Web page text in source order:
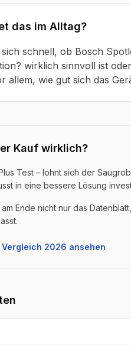
das im Alltag?
schnell, ob Bosch
wirklich sinnvoll ist
allem, wie gut sich das
Kauf wirklich?
Test – lohnt sich der
in eine bessere Lösung
Ende nicht nur das
2026 ansehen